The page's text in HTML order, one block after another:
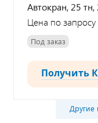
Автокран, 25
Цена по запросу
Под заказ
Получить
Другие